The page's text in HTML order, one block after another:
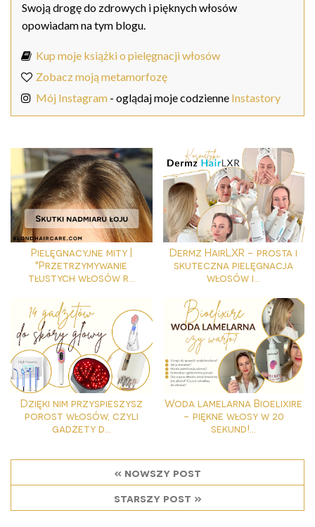
Swoją drogę do zdrowych i pięknych włosów
opowiadam na tym blogu.
Kup moje książki o pielęgnacji włosów
Zobacz moją metamorfozę
Mój Instagram - oglądaj moje codzienne Instastory
Pielęgnacyjne mity |
"Przetrzymywanie
tłustych włosów r...
Dermz HairLXR - prosta i
skuteczna pielęgnacja
włosów i...
Dzięki nim przyspieszysz
porost włosów, czyli
gadżety d...
Woda lamelarna Bioelixire
- piękne włosy w 20
sekund!...
« nowszy post
starszy post »